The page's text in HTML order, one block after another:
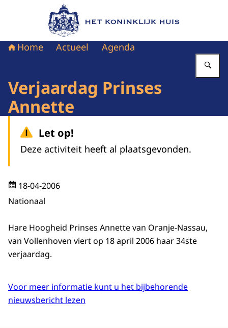
Naar de homepage van Het Koninklijk Huis
Home Actueel Agenda
Verjaardag Prinses
Annette
Let op!
Deze activiteit heeft al plaatsgevonden.
18-04-2006
Nationaal
Hare Hoogheid Prinses Annette van Oranje-Nassau,
van Vollenhoven viert op 18 april 2006 haar 34ste
verjaardag.
Voor meer informatie kunt u het bijbehorende
nieuwsbericht lezen